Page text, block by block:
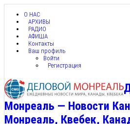
О НАС
АРХИВЫ
РАДИО
АФИША
Контакты
Ваш профиль
Войти
Регистрация
Монреаль — Новости
Монреаль, Квебек,